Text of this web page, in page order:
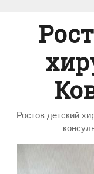
Ростов детский